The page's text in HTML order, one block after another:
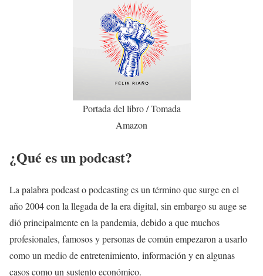
Portada del libro / Tomada
Amazon
¿Qué es un podcast?
La palabra podcast o podcasting es un término que surge en el
año 2004 con la llegada de la era digital, sin embargo su auge se
dió principalmente en la pandemia, debido a que muchos
profesionales, famosos y personas de común empezaron a usarlo
como un medio de entretenimiento, información y en algunas
casos como un sustento económico.